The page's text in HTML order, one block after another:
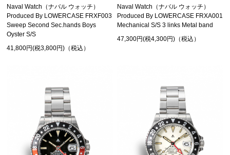
Naval Watch（ナバル ウォッチ）
Produced By LOWERCASE FRXF003
Sweep Second Sec.hands Boys
Oyster S/S
41,800円(税3,800円)（税込）
Naval Watch（ナバル ウォッチ）
Produced By LOWERCASE FRXA001
Mechanical S/S 3 links Metal band
47,300円(税4,300円)（税込）